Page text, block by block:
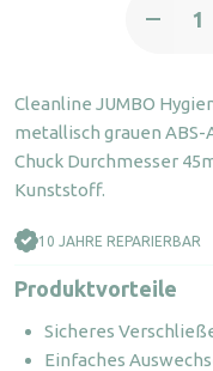
Menge
Cleanline JUMBO
metallisch grauen ABS-
Chuck Durchmesser
Kunststoff.
10 JAHRE REPARIERBAR
Produktvorteile
Sicheres
Einfaches